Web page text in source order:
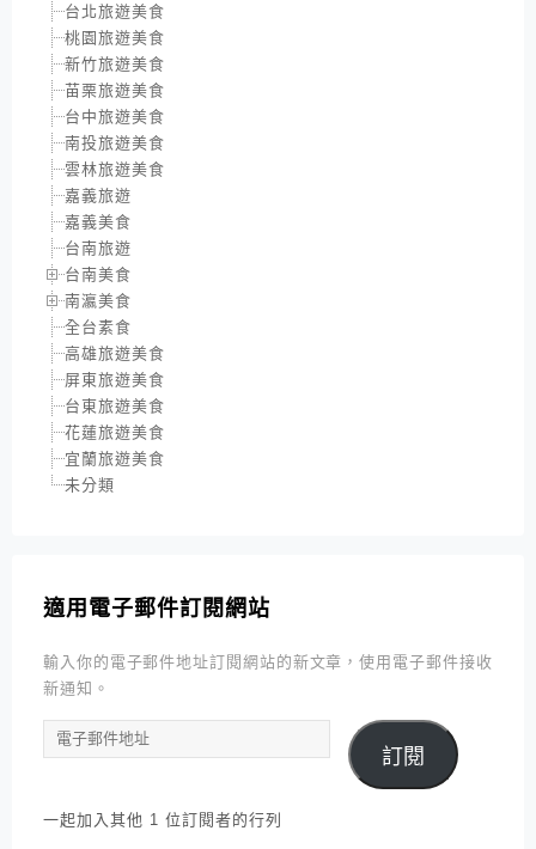
台北旅遊美食
桃園旅遊美食
新竹旅遊美食
苗栗旅遊美食
台中旅遊美食
南投旅遊美食
雲林旅遊美食
嘉義旅遊
嘉義美食
台南旅遊
台南美食
南瀛美食
全台素食
高雄旅遊美食
屏東旅遊美食
台東旅遊美食
花蓮旅遊美食
宜蘭旅遊美食
未分類
適用電子郵件訂閱網站
輸入你的電子郵件地址訂閱網站的新文章，使用電子郵件接收
新通知。
電
子
件
訂閱
一起加入其他 1 位訂閱者的行列